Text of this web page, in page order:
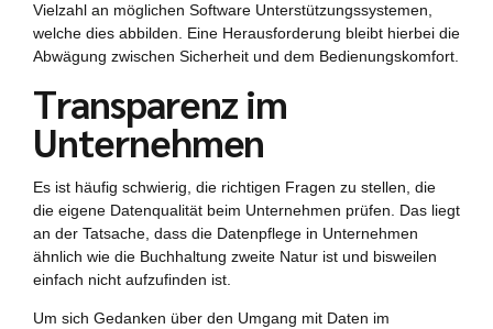
Vielzahl an möglichen Software Unterstützungssystemen,
welche dies abbilden. Eine Herausforderung bleibt hierbei die
Abwägung zwischen Sicherheit und dem Bedienungskomfort.
Transparenz im
Unternehmen
Es ist häufig schwierig, die richtigen Fragen zu stellen, die
die eigene Datenqualität beim Unternehmen prüfen. Das liegt
an der Tatsache, dass die Datenpflege in Unternehmen
ähnlich wie die Buchhaltung zweite Natur ist und bisweilen
einfach nicht aufzufinden ist.
Um sich Gedanken über den Umgang mit Daten im